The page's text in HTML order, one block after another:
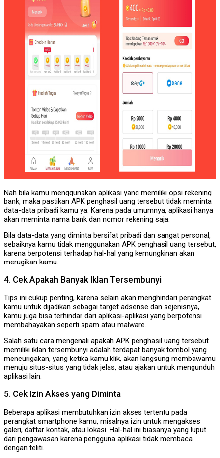
Nah bila kamu menggunakan aplikasi yang memiliki opsi rekening
bank, maka pastikan APK penghasil uang tersebut tidak meminta
data-data pribadi kamu ya. Karena pada umumnya, aplikasi hanya
akan meminta nama bank dan nomor rekening saja.
Bila data-data yang diminta bersifat pribadi dan sangat personal,
sebaiknya kamu tidak menggunakan APK penghasil uang tersebut,
karena berpotensi terhadap hal-hal yang kemungkinan akan
merugikan kamu.
4. Cek Apakah Banyak Iklan Tersembunyi
Tips ini cukup penting, karena selain akan menghindari perangkat
kamu untuk dijadikan sebagai target adsense dan sejenisnya,
kamu juga bisa terhindar dari aplikasi-aplikasi yang berpotensi
membahayakan seperti spam atau malware.
Salah satu cara mengenali apakah APK penghasil uang tersebut
memiliki iklan tersembunyi adalah terdapat banyak tombol yang
mencurigakan, yang ketika kamu klik, akan langsung membawamu
menuju situs-situs yang tidak jelas, atau ajakan untuk mengunduh
aplikasi lain.
5. Cek Izin Akses yang Diminta
Beberapa aplikasi membutuhkan izin akses tertentu pada
perangkat smartphone kamu, misalnya izin untuk mengakses
galeri, daftar kontak, atau lokasi. Hal-hal ini biasanya yang luput
dari pengawasan karena pengguna aplikasi tidak membaca
dengan teliti.